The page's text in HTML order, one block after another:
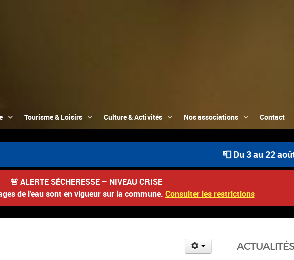
Tourisme & Loisirs Culture & Activités Nos associations Contact
📮 Du 3 au 22 août :
🚨 ALERTE SÉCHERESSE – NIVEAU CRISE
de l'eau sont en vigueur sur la commune. Consulter les restrictions